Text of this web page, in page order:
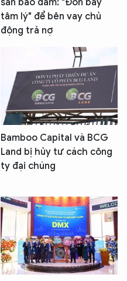
tâm lý" để bên vay chủ
động trả nợ
Bamboo Capital và BCG
Land bị hủy tư cách công
ty đại chúng